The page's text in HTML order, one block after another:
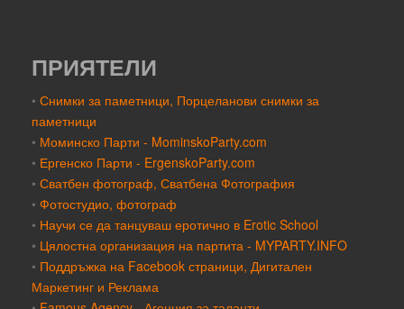
ПРИЯТЕЛИ
• Снимки за паметници, Порцеланови снимки за
паметници
• Моминско Парти - MominskoParty.com
• Ергенско Парти - ErgenskoParty.com
• Сватбен фотограф, Сватбена Фотография
• Фотостудио, фотограф
• Научи се да танцуваш еротично в Erotic School
• Цялостна организация на партита - MYPARTY.INFO
• Поддръжка на Facebook страници, Дигитален
Маркетинг и Реклама